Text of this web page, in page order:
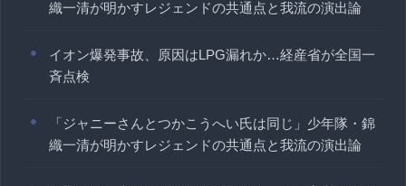
織一清が明かすレジェンドの共通点と我流の演出論
イオン爆発事故、原因はLPG漏れか…経産省が全国一
斉点検
「ジャニーさんとつかこうへい氏は同じ」少年隊・錦
織一清が明かすレジェンドの共通点と我流の演出論